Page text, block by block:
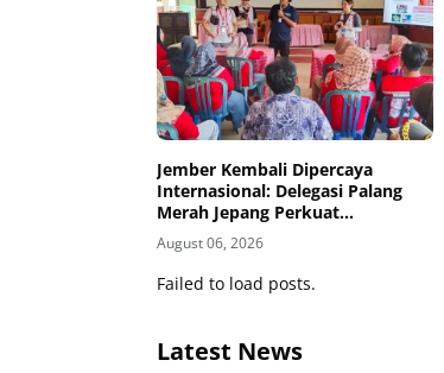
Jember Kembali Dipercaya
Internasional: Delegasi Palang
Merah Jepang Perkuat
Kesiapsiagaan Bencana di
Kawasan Pesisir dan Sekolah
August 06, 2026
Failed to load posts.
Latest News